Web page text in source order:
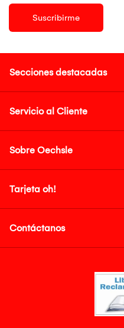
Suscribirme
Secciones destacadas
Servicio al Cliente
Sobre Oechsle
Tarjeta oh!
Contáctanos